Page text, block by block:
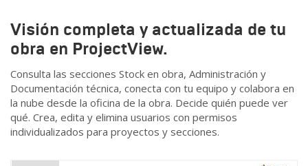
Visión completa y actualizada de tu
obra en ProjectView.
Consulta las secciones Stock en obra, Administración y
Documentación técnica, conecta con tu equipo y colabora en
la nube desde la oficina de la obra. Decide quién puede ver
qué. Crea, edita y elimina usuarios con permisos
individualizados para proyectos y secciones.